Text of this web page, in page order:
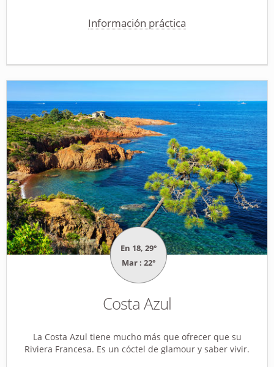
Información práctica
En 18, 29°
Mar : 22°
Costa Azul
La Costa Azul tiene mucho más que ofrecer que su
Riviera Francesa. Es un cóctel de glamour y saber vivir.